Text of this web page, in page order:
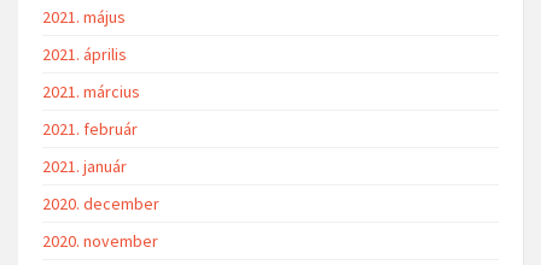
2021. május
2021. április
2021. március
2021. február
2021. január
2020. december
2020. november